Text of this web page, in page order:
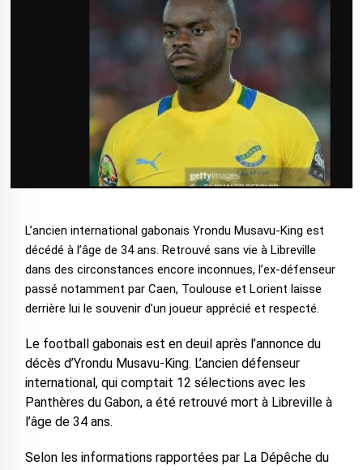
L’ancien international gabonais Yrondu Musavu-King est
décédé à l’âge de 34 ans. Retrouvé sans vie à Libreville
dans des circonstances encore inconnues, l’ex-défenseur
passé notamment par Caen, Toulouse et Lorient laisse
derrière lui le souvenir d’un joueur apprécié et respecté.
Le football gabonais est en deuil après l’annonce du
décès d’Yrondu Musavu-King. L’ancien défenseur
international, qui comptait 12 sélections avec les
Panthères du Gabon, a été retrouvé mort à Libreville à
l’âge de 34 ans.
Selon les informations rapportées par La Dépêche du